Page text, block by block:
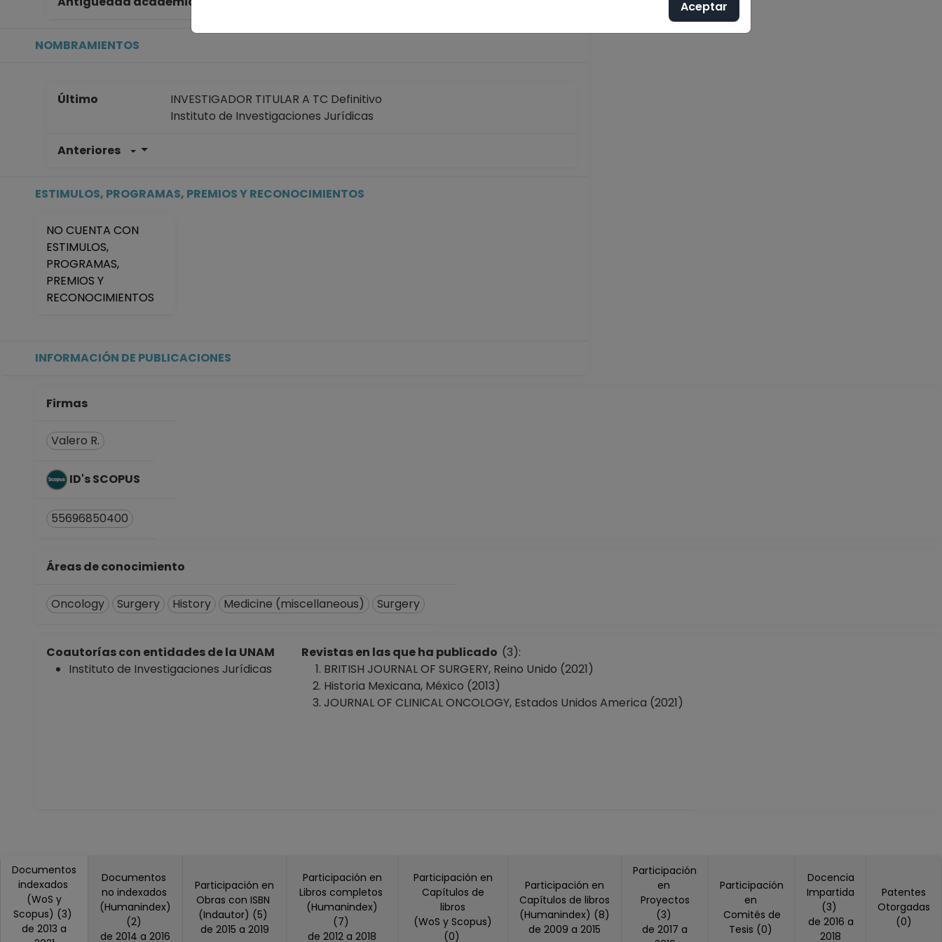
NOMBRAMIENTOS
Último
INVESTIGADOR TITULAR A TC Definitivo
Instituto de Investigaciones Jurídicas
Anteriores
INVESTIGADOR TITULAR A TC Definitivo
ESTIMULOS, PROGRAMAS, PREMIOS Y RECONOCIMIENTOS
NO CUENTA CON
ESTIMULOS,
PROGRAMAS,
PREMIOS Y
RECONOCIMIENTOS
INFORMACIÓN DE PUBLICACIONES
Firmas
Valero R.
ID's SCOPUS
55696850400
Áreas de conocimiento
Oncology Surgery History Medicine (miscellaneous) Surgery
Coautorías con entidades de la UNAM
Instituto de Investigaciones Jurídicas
Revistas en las que ha publicado (3):
BRITISH JOURNAL OF SURGERY, Reino Unido (2021)
Historia Mexicana, México (2013)
JOURNAL OF CLINICAL ONCOLOGY, Estados Unidos America (2021)
Documentos
indexados
(WoS y
Scopus) (3)
de 2013 a
Documentos
no indexados
(Humanindex)
(2)
de 2014 a 2016
Participación en
Obras con ISBN
(Indautor) (5)
de 2015 a 2019
Participación en
Libros completos
(Humanindex)
(7)
de 2012 a 2018
Participación en
Capítulos de
libros
(WoS y Scopus)
(0)
Participación en
Capítulos de libros
(Humanindex) (8)
de 2009 a 2015
Participación
en
Proyectos
(3)
de 2017 a
Participación
en
Comités de
Tesis (0)
Docencia
Impartida
(3)
de 2016 a
2018
Patentes
Otorgadas
(0)
Aceptar